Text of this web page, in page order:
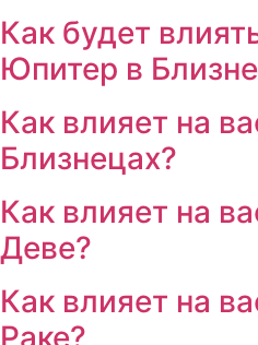
Как будет
Юпитер в
Как влияет на
Близнецах?
Как влияет на
Деве?
Как влияет на